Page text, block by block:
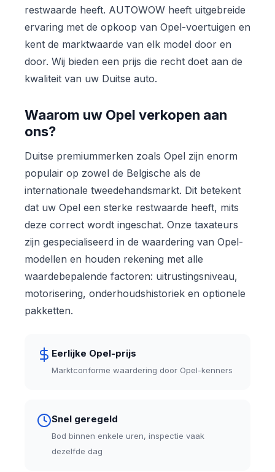
restwaarde heeft. AUTOWOW heeft uitgebreide
ervaring met de opkoop van Opel-voertuigen en
kent de marktwaarde van elk model door en
door. Wij bieden een prijs die recht doet aan de
kwaliteit van uw Duitse auto.
Waarom uw Opel verkopen aan
ons?
Duitse premiummerken zoals Opel zijn enorm
populair op zowel de Belgische als de
internationale tweedehandsmarkt. Dit betekent
dat uw Opel een sterke restwaarde heeft, mits
deze correct wordt ingeschat. Onze taxateurs
zijn gespecialiseerd in de waardering van Opel-
modellen en houden rekening met alle
waardebepalende factoren: uitrustingsniveau,
motorisering, onderhoudshistoriek en optionele
pakketten.
Eerlijke Opel-prijs
Marktconforme waardering door Opel-kenners
Snel geregeld
Bod binnen enkele uren, inspectie vaak
dezelfde dag